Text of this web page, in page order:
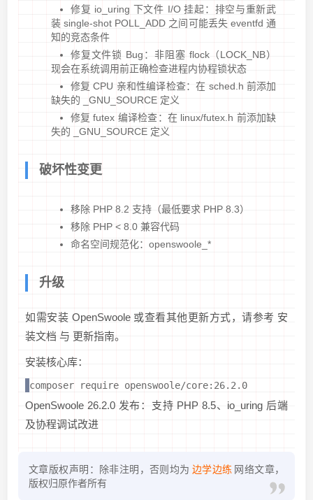
修复 io_uring 下文件 I/O 挂起：排空与重新武
装 single-shot POLL_ADD 之间可能丢失 eventfd 通
知的竞态条件
修复文件锁 Bug：非阻塞 flock（LOCK_NB）
现会在系统调用前正确检查进程内协程锁状态
修复 CPU 亲和性编译检查：在 sched.h 前添加
缺失的 _GNU_SOURCE 定义
修复 futex 编译检查：在 linux/futex.h 前添加缺
失的 _GNU_SOURCE 定义
破坏性变更
移除 PHP 8.2 支持（最低要求 PHP 8.3）
移除 PHP < 8.0 兼容代码
命名空间规范化：openswoole_*
升级
如需安装 OpenSwoole 或查看其他更新方式，请参考 安
装文档 与 更新指南。
安装核心库：
composer require openswoole/core:26.2.0
OpenSwoole 26.2.0 发布：支持 PHP 8.5、io_uring 后端
及协程调试改进
文章版权声明：除非注明，否则均为 边学边练 网络文章，
版权归原作者所有